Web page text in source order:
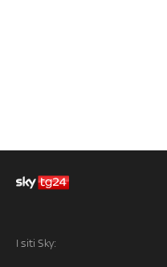
I siti Sky: